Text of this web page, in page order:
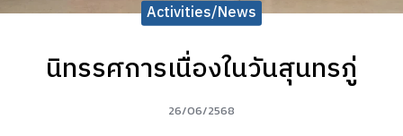
Activities/News
นิทรรศการเนื่องในวันสุนทรภู่
26/06/2568